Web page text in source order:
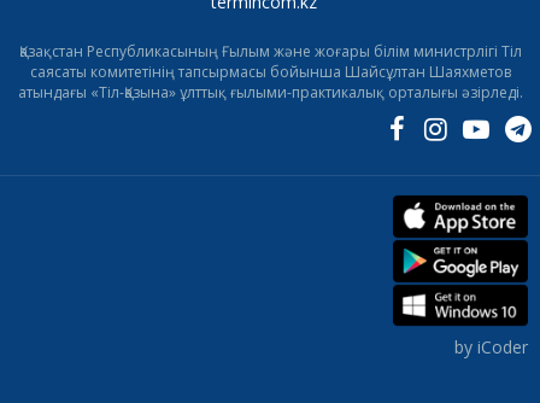
Қазақстан Республикасының Ғылым және жоғары білім министрлігі Тіл
саясаты комитетінің тапсырмасы бойынша Шайсұлтан Шаяхметов
атындағы «Тіл-Қазына» ұлттық ғылыми-практикалық орталығы әзірледі.
by iCoder